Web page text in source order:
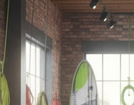
Sie